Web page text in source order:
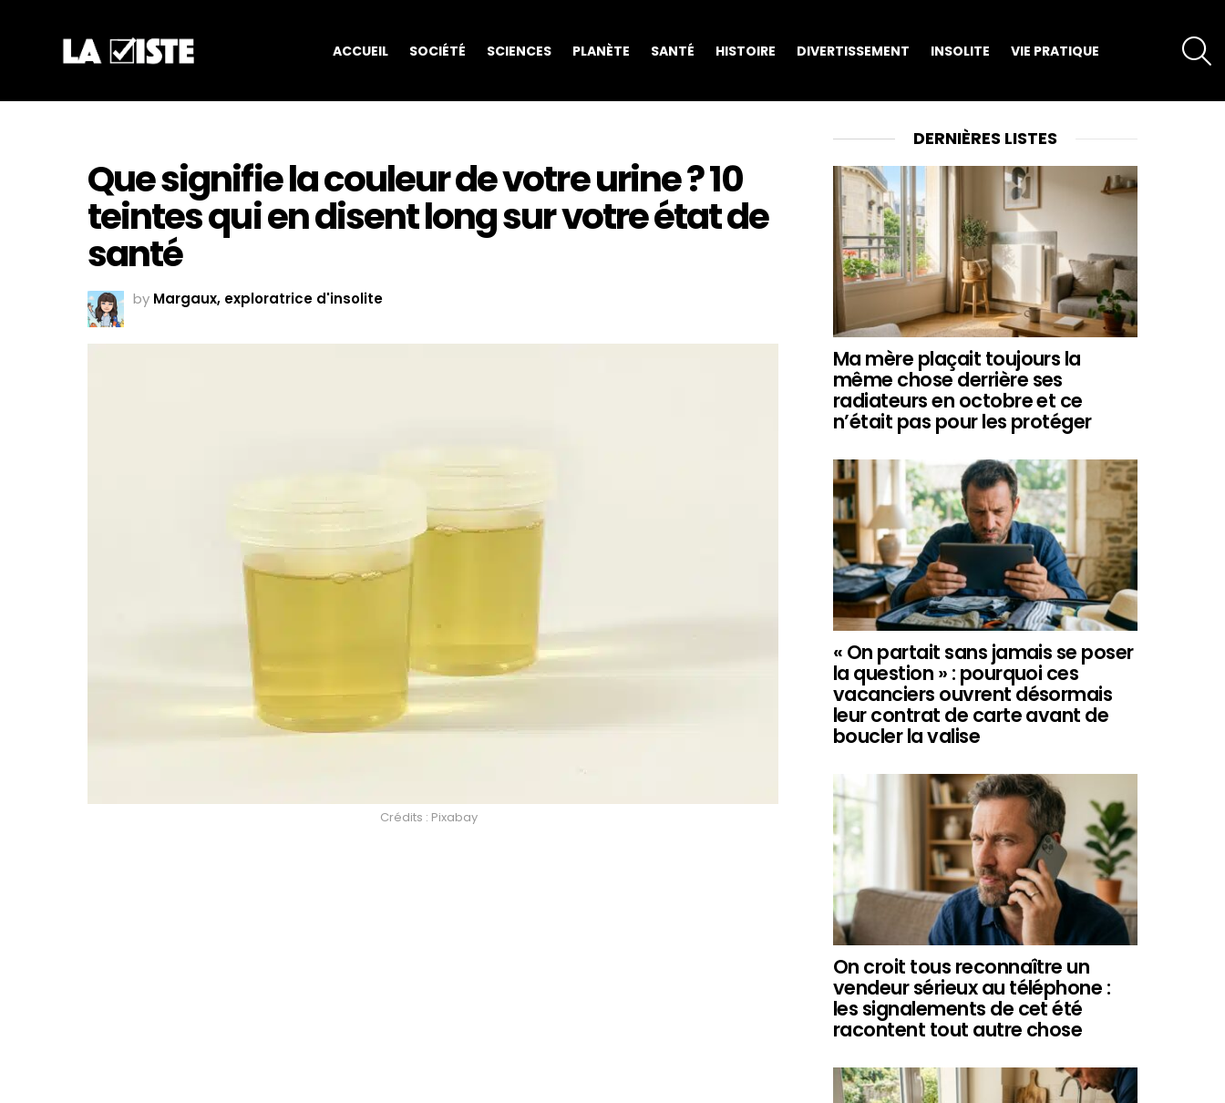
ACCUEIL SOCIÉTÉ SCIENCES PLANÈTE SANTÉ HISTOIRE DIVERTISSEMENT INSOLITE VIE PRATIQUE
Que signifie la couleur de votre urine ? 10
teintes qui en disent long sur votre état de
santé
by Margaux, exploratrice d'insolite
Crédits : Pixabay
DERNIÈRES LISTES
Ma mère plaçait toujours la
même chose derrière ses
radiateurs en octobre et ce
n’était pas pour les protéger
« On partait sans jamais se poser
la question » : pourquoi ces
vacanciers ouvrent désormais
leur contrat de carte avant de
boucler la valise
On croit tous reconnaître un
vendeur sérieux au téléphone :
les signalements de cet été
racontent tout autre chose